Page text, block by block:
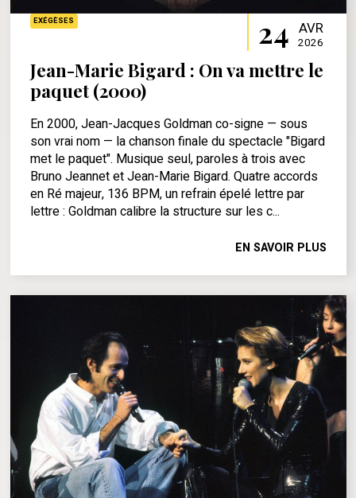
EXÉGÈSES 24 AVR
2026
Jean-Marie Bigard : On va mettre le
paquet (2000)
En 2000, Jean-Jacques Goldman co-signe — sous
son vrai nom — la chanson finale du spectacle "Bigard
met le paquet". Musique seul, paroles à trois avec
Bruno Jeannet et Jean-Marie Bigard. Quatre accords
en Ré majeur, 136 BPM, un refrain épelé lettre par
lettre : Goldman calibre la structure sur les c...
EN SAVOIR PLUS